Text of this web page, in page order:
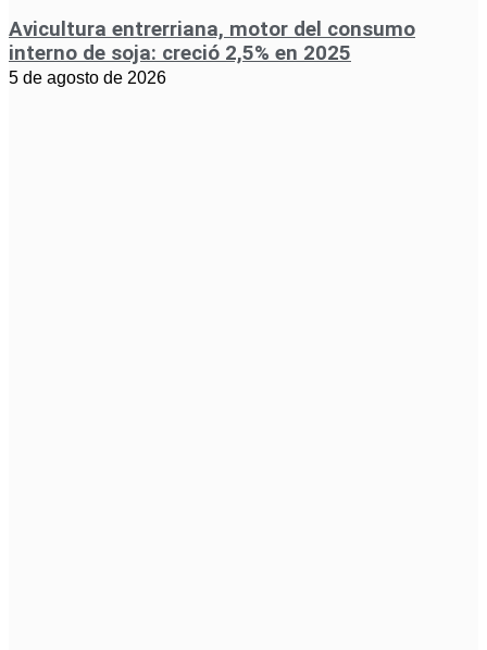
Avicultura entrerriana, motor del consumo
interno de soja: creció 2,5% en 2025
5 de agosto de 2026